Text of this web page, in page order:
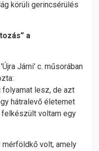
körüli gerincsérülés
a
Járni' c. műsorában
folyamat lesz, de azt
hátralevő életemet
voltam egy
mérföldkő volt, amely